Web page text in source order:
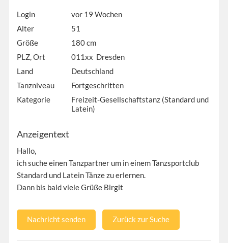
Login
vor 19 Wochen
Alter
51
Größe
180 cm
PLZ, Ort
011xx Dresden
Land
Deutschland
Tanzniveau
Fortgeschritten
Kategorie
Freizeit-Gesellschaftstanz (Standard und
Latein)
Anzeigentext
Hallo,
ich suche einen Tanzpartner um in einem Tanzsportclub
Standard und Latein Tänze zu erlernen.
Dann bis bald viele Grüße Birgit
Nachricht senden Zurück zur Suche